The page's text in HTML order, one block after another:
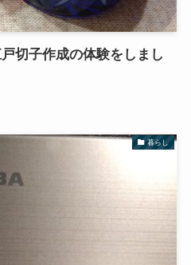
切子作成の体験をしまし
暮らし